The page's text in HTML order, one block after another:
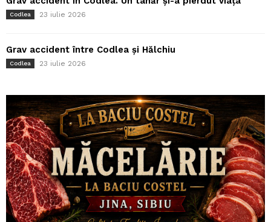
Codlea 23 iulie 2026
Grav accident între Codlea și Hălchiu
Codlea 23 iulie 2026